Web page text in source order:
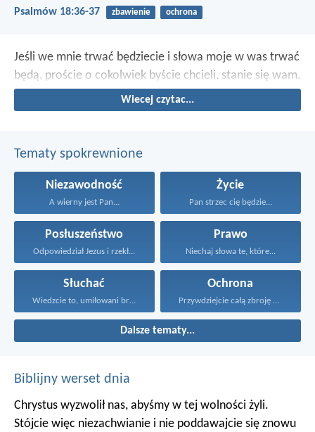
Psalmów 18:36-37 zbawienie ochrona
Jeśli we mnie trwać będziecie i słowa moje w was trwać
będą, proście o cokolwiek byście chcieli, stanie się wam.
Wiecej czytac...
Tematy spokrewnione
Niezawodność
A wierny jest Pan...
Życie
Pan strzec cię będzie...
Posłuszeństwo
Odpowiedział Jezus i rzekł...
Prawo
Niechaj słowa te, które...
Słuchać
Wiedzcie to, umiłowani bracia...
Ochrona
Przywdziejcie całą zbroję Bożą...
Dalsze tematy...
Biblijny werset dnia
Chrystus wyzwolił nas, abyśmy w tej wolności żyli.
Stójcie więc niezachwianie i nie poddawajcie się znowu